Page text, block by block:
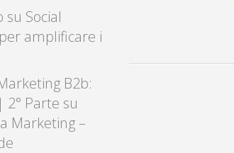
su Social
amplificare i
B2b:
Parte su
Marketing –